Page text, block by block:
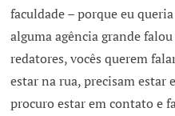
faculdade – porque eu
alguma agência grande
redatores, vocês querem
estar na rua, precisam estar
procuro estar em contato e